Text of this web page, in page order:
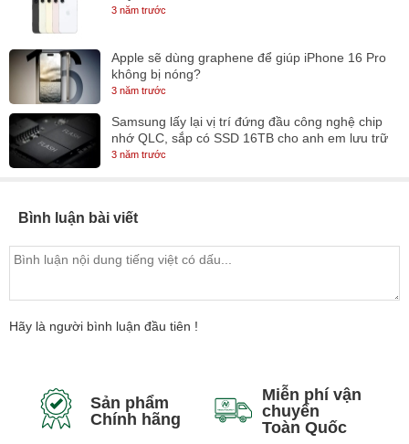
3 năm trước
Apple sẽ dùng graphene để giúp iPhone 16 Pro
không bị nóng?
3 năm trước
Samsung lấy lại vị trí đứng đầu công nghệ chip
nhớ QLC, sắp có SSD 16TB cho anh em lưu trữ
3 năm trước
Bình luận bài viết
Hãy là người bình luận đầu tiên !
Sản phẩm
Chính hãng
Miễn phí vận
chuyển
Toàn Quốc